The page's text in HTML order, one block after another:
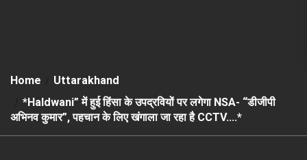
Home
Uttarakhand
*Haldwani” में हुई हिंसा के उपद्रवियों पर लगेगा NSA- “डीजीपी
अभिनव कुमार”, पहचान के लिए खंगाला जा रहा है CCTV….*